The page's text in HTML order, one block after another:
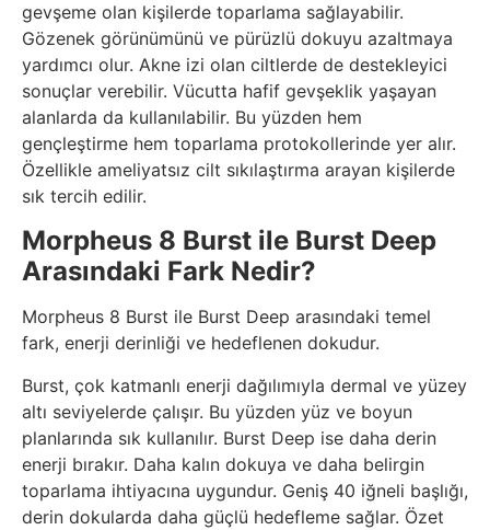
gevşeme olan kişilerde toparlama sağlayabilir.
Gözenek görünümünü ve pürüzlü dokuyu azaltmaya
yardımcı olur. Akne izi olan ciltlerde de destekleyici
sonuçlar verebilir. Vücutta hafif gevşeklik yaşayan
alanlarda da kullanılabilir. Bu yüzden hem
gençleştirme hem toparlama protokollerinde yer alır.
Özellikle ameliyatsız cilt sıkılaştırma arayan kişilerde
sık tercih edilir.
Morpheus 8 Burst ile Burst Deep
Arasındaki Fark Nedir?
Morpheus 8 Burst ile Burst Deep arasındaki temel
fark, enerji derinliği ve hedeflenen dokudur.
Burst, çok katmanlı enerji dağılımıyla dermal ve yüzey
altı seviyelerde çalışır. Bu yüzden yüz ve boyun
planlarında sık kullanılır. Burst Deep ise daha derin
enerji bırakır. Daha kalın dokuya ve daha belirgin
toparlama ihtiyacına uygundur. Geniş 40 iğneli başlığı,
derin dokularda daha güçlü hedefleme sağlar. Özet